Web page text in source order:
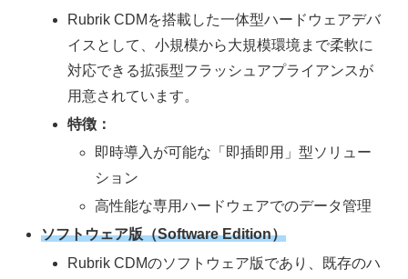
Rubrik CDMを搭載した一体型ハードウェアデバ
イスとして、小規模から大規模環境まで柔軟に
対応できる拡張型フラッシュアプライアンスが
用意されています。
特徴：
即時導入が可能な「即插即用」型ソリュー
ション
高性能な専用ハードウェアでのデータ管理
ソフトウェア版（Software Edition）
Rubrik CDMのソフトウェア版であり、既存のハ